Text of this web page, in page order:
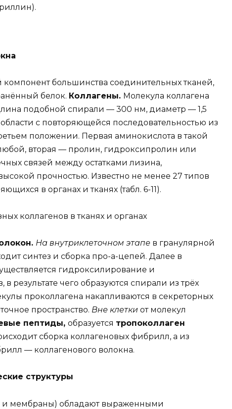
большинства соединительных тканей,
белок. Коллагены. Молекула коллагена
подобной спирали — 300 нм, диаметр — 1,5
с повторяющейся последовательностью из
положении. Первая аминокислота в такой
вторая — пролин, гидроксипролин или
связей между остатками лизина,
прочностью. Известно не менее 27 типов
в органах и тканях (табл. 6-11).
коллагенов в тканях и органах
На внутриклеточном этапе в гранулярной
синтез и сборка про-а-цепей. Далее в
гидроксилирование и
результате чего образуются спирали из трёх
проколлагена накапливаются в секреторных
пространство. Вне клетки от молекул
пептиды, образуется тропоколлаген
сборка коллагеновых фибрилл, а из
— коллагенового волокна.
структуры
и мембраны) обладают выраженными